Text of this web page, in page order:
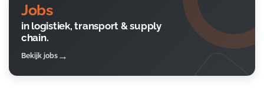
Jobs
in logistiek, transport & supply
chain.
Bekijk jobs